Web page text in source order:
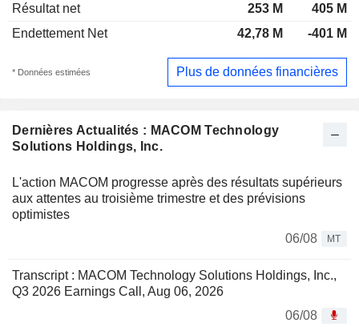
Dernières Actualités : MACOM Technology
Solutions Holdings, Inc.
L'action MACOM progresse après des résultats supérieurs
aux attentes au troisième trimestre et des prévisions
optimistes
06/08
MT
Transcript : MACOM Technology Solutions Holdings, Inc.,
Q3 2026 Earnings Call, Aug 06, 2026
06/08
Résultat net
253 M
405 M
Endettement Net
42,78 M -401 M
* Données estimées Plus de données financières